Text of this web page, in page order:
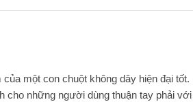
một con chuột không dây hiện đại
cho những người dùng thuận tay phải